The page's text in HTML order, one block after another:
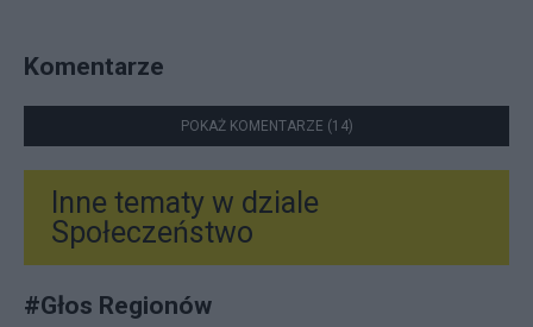
Komentarze
POKAŻ KOMENTARZE (14)
Inne tematy w dziale
Społeczeństwo
#Głos Regionów